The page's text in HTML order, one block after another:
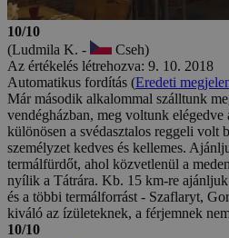
10/10
(Ludmila K. -
Cseh)
Az értékelés létrehozva: 9. 10. 2018
Automatikus fordítás (Eredeti
Már második alkalommal szálltunk
vendégházban, meg voltunk elégedve
különösen a svédasztalos reggeli volt
személyzet kedves és kellemes.
termálfürdőt, ahol közvetlenül a
nyílik a Tátrára. Kb. 15 km-re
és a többi termálforrást - Szaflaryt,
kiváló az ízületeknek, a férjemnek
10/10